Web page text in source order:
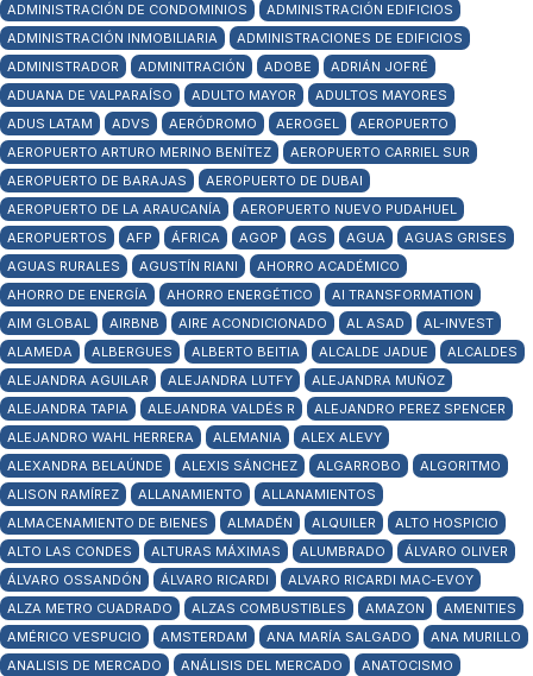
ADMINISTRACIÓN DE CONDOMINIOS
ADMINISTRACIÓN EDIFICIOS
ADMINISTRACIÓN INMOBILIARIA
ADMINISTRACIONES DE EDIFICIOS
ADMINISTRADOR
ADMINITRACIÓN ADOBE
ADRIÁN JOFRÉ
ADUANA DE VALPARAÍSO
ADULTO MAYOR
ADULTOS MAYORES
ADUS LATAM
ADVS AERÓDROMO AEROGEL
AEROPUERTO
AEROPUERTO ARTURO MERINO BENÍTEZ
AEROPUERTO CARRIEL SUR
AEROPUERTO DE BARAJAS
AEROPUERTO DE DUBAI
AEROPUERTO DE LA ARAUCANÍA
AEROPUERTO NUEVO PUDAHUEL
AEROPUERTOS
AFP ÁFRICA AGOP AGS AGUA
AGUAS GRISES
AGUAS RURALES
AGUSTÍN RIANI
AHORRO ACADÉMICO
AHORRO DE ENERGÍA
AHORRO ENERGÉTICO
AI TRANSFORMATION
AIM GLOBAL
AIRBNB AIRE ACONDICIONADO AL ASAD
AL-INVEST
ALAMEDA
ALBERGUES ALBERTO BEITIA ALCALDE JADUE
ALCALDES
ALEJANDRA AGUILAR
ALEJANDRA LUTFY
ALEJANDRA MUÑOZ
ALEJANDRA TAPIA
ALEJANDRA VALDÉS R
ALEJANDRO PEREZ SPENCER
ALEJANDRO WAHL HERRERA
ALEMANIA
ALEX ALEVY
ALEXANDRA BELAÚNDE
ALEXIS SÁNCHEZ ALGARROBO
ALGORITMO
ALISON RAMÍREZ
ALLANAMIENTO
ALLANAMIENTOS
ALMACENAMIENTO DE BIENES
ALMADÉN ALQUILER
ALTO HOSPICIO
ALTO LAS CONDES
ALTURAS MÁXIMAS ALUMBRADO
ÁLVARO OLIVER
ÁLVARO OSSANDÓN
ÁLVARO RICARDI
ALVARO RICARDI MAC-EVOY
ALZA METRO CUADRADO
ALZAS COMBUSTIBLES AMAZON
AMENITIES
AMÉRICO VESPUCIO
AMSTERDAM ANA MARÍA SALGADO
ANA MURILLO
ANALISIS DE MERCADO
ANÁLISIS DEL MERCADO
ANATOCISMO